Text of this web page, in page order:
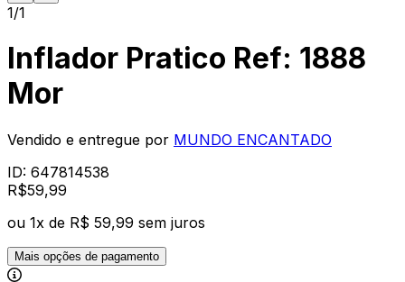
1/1
Inflador Pratico Ref: 1888
Mor
Vendido e entregue por MUNDO ENCANTADO
ID: 647814538
R$59,99
ou 1x de R$ 59,99 sem juros
Mais opções de pagamento